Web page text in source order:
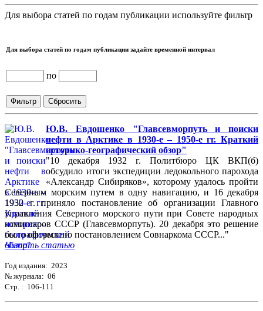
Для выбора статей по годам публикации используйте фильтр
Для выбора статей по годам публикации задайте временной интервал
по
Ю.В. Евдошенко "Главсевморпуть и поиски
нефти в Арктике в 1930-е – 1950-е гг. Краткий
историко-географический обзор"
"10 декабря 1932 г. Политбюро ЦК ВКП(б)
обсудило итоги экспедиции ледокольного парохода
«Александр Сибиряков», которому удалось пройти
Северным морским путем в одну навигацию, и 16 декабря
1932 г. приняло постановление об организации Главного
управления Северного морского пути при Совете народных
комиссаров СССР (Главсевморпуть). 20 декабря это решение
было оформлено постановлением Совнаркома СССР..."
Читать статью
Год издания: 2023
№ журнала: 06
Стр. : 106-111